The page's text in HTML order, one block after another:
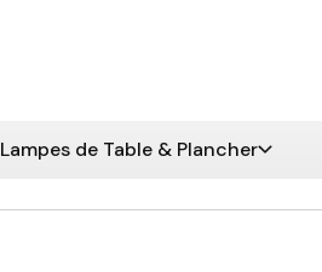
Lampes de Table & Plancher